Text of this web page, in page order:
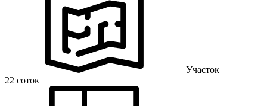
Участок
22 соток